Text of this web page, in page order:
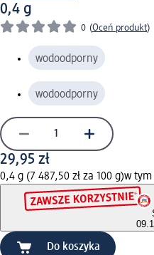
0,4 g
0 (Oceń produkt)
wodoodporny
wodoodporny
29,95 zł
0,4 g (7 487,50 zł za 100 g)w tym
Do koszyka